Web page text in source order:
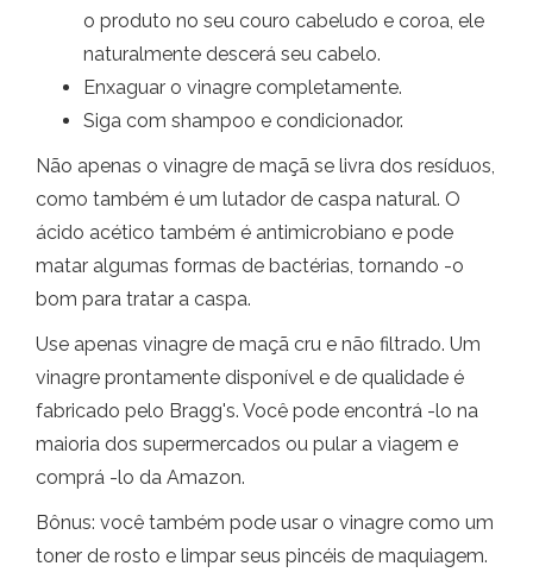
o produto no seu couro cabeludo e coroa, ele
naturalmente descerá seu cabelo.
Enxaguar o vinagre completamente.
Siga com shampoo e condicionador.
Não apenas o vinagre de maçã se livra dos resíduos,
como também é um lutador de caspa natural. O
ácido acético também é antimicrobiano e pode
matar algumas formas de bactérias, tornando -o
bom para tratar a caspa.
Use apenas vinagre de maçã cru e não filtrado. Um
vinagre prontamente disponível e de qualidade é
fabricado pelo Bragg's. Você pode encontrá -lo na
maioria dos supermercados ou pular a viagem e
comprá -lo da Amazon.
Bônus: você também pode usar o vinagre como um
toner de rosto e limpar seus pincéis de maquiagem.